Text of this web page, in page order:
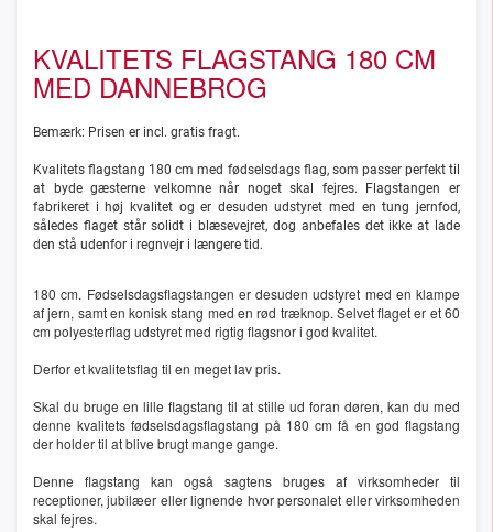
KVALITETS FLAGSTANG 180 CM
MED DANNEBROG
Bemærk: Prisen er incl. gratis fragt.
Kvalitets flagstang 180 cm med fødselsdags flag, som passer perfekt til
at byde gæsterne velkomne når noget skal fejres. Flagstangen er
fabrikeret i høj kvalitet og er desuden udstyret med en tung jernfod,
således flaget står solidt i blæsevejret, dog anbefales det ikke at lade
den stå udenfor i regnvejr i længere tid.
180 cm. Fødselsdagsflagstangen er desuden udstyret med en klampe
af jern, samt en konisk stang med en rød træknop. Selvet flaget er et 60
cm polyesterflag udstyret med rigtig flagsnor i god kvalitet.
Derfor et kvalitetsflag til en meget lav pris.
Skal du bruge en lille flagstang til at stille ud foran døren, kan du med
denne kvalitets fødselsdagsflagstang på 180 cm få en god flagstang
der holder til at blive brugt mange gange.
Denne flagstang kan også sagtens bruges af virksomheder til
receptioner, jubilæer eller lignende hvor personalet eller virksomheden
skal fejres.